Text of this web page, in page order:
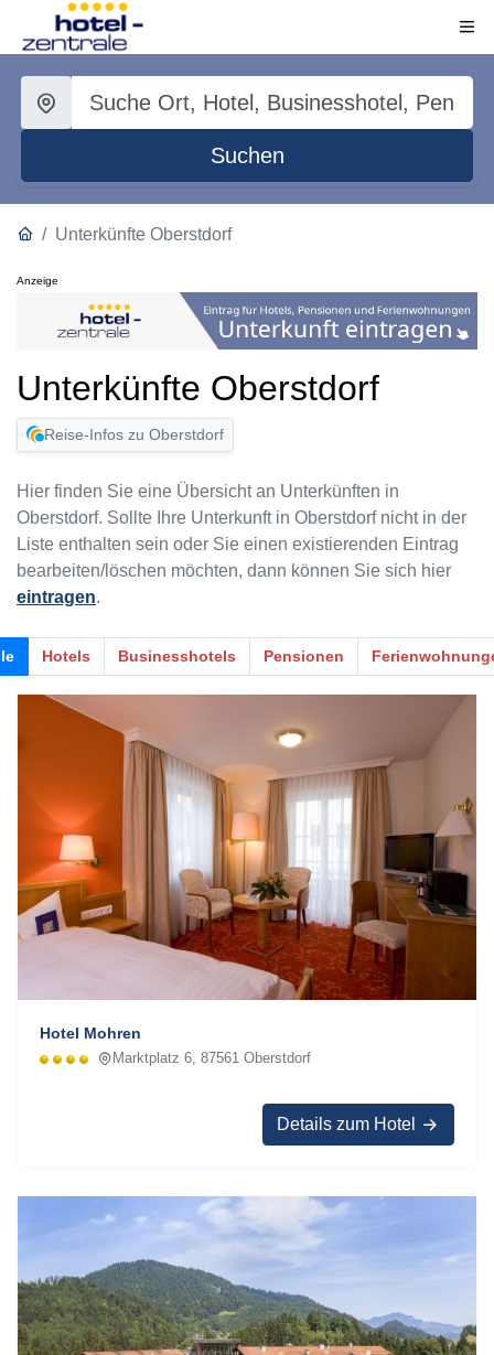
Suchen
Unterkünfte Oberstdorf
Anzeige
Unterkünfte Oberstdorf
Reise-Infos zu Oberstdorf
Hier finden Sie eine Übersicht an Unterkünften in
Oberstdorf. Sollte Ihre Unterkunft in Oberstdorf nicht in der
Liste enthalten sein oder Sie einen existierenden Eintrag
bearbeiten/löschen möchten, dann können Sie sich hier
eintragen.
Hotels Businesshotels Pensionen
Hotel Mohren
Marktplatz 6, 87561 Oberstdorf
Details zum Hotel